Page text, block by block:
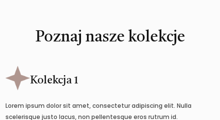
Poznaj nasze kolekcje
Kolekcja 1
Lorem ipsum dolor sit amet, consectetur adipiscing elit. Nulla
scelerisque justo lacus, non pellentesque eros rutrum id.